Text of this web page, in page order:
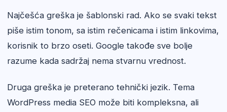
Najčešća greška je šablonski rad. Ako se svaki tekst
piše istim tonom, sa istim rečenicama i istim linkovima,
korisnik to brzo oseti. Google takođe sve bolje
razume kada sadržaj nema stvarnu vrednost.
Druga greška je preterano tehnički jezik. Tema
WordPress media SEO može biti kompleksna, ali